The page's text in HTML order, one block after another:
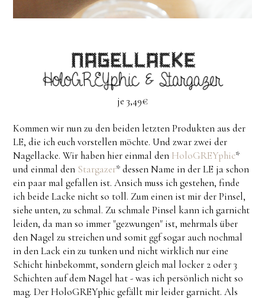
je 3,49€
Kommen wir nun zu den beiden letzten Produkten aus der
LE, die ich euch vorstellen möchte. Und zwar zwei der
Nagellacke. Wir haben hier einmal den HoloGREYphic*
und einmal den Stargazer* dessen Name in der LE ja schon
ein paar mal gefallen ist. Ansich muss ich gestehen, finde
ich beide Lacke nicht so toll. Zum einen ist mir der Pinsel,
siehe unten, zu schmal. Zu schmale Pinsel kann ich garnicht
leiden, da man so immer "gezwungen" ist, mehrmals über
den Nagel zu streichen und somit ggf sogar auch nochmal
in den Lack ein zu tunken und nicht wirklich nur eine
Schicht hinbekommt, sondern gleich mal locker 2 oder 3
Schichten auf dem Nagel hat - was ich persönlich nicht so
mag. Der HoloGREYphic gefällt mir leider garnicht. Als